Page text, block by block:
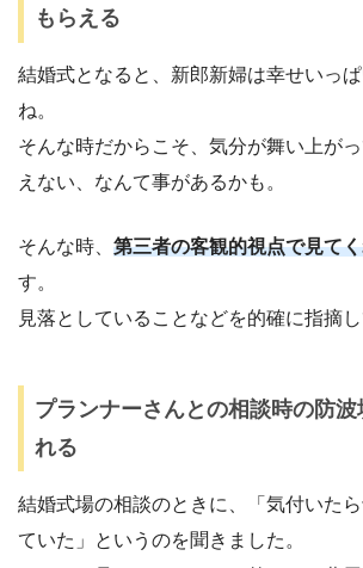
もらえる
結婚式となると、新郎新婦は幸せいっ
ね。
そんな時だからこそ、気分が舞い上が
えない、なんて事があるかも。
そんな時、 第三者の客観的視点で見て
す。
見落としていることなどを的確に指摘し
プランナーさんとの相談時の防波
れる
結婚式場の相談のときに、「気付いた
ていた」というのを聞きました。